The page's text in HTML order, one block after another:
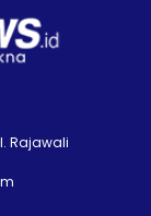
Rajawali